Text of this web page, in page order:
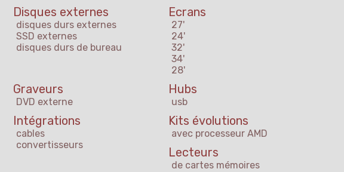
Disques externes
disques durs externes
SSD externes
disques durs de bureau
Ecrans
27'
24'
32'
34'
28'
Graveurs
DVD externe
Hubs
usb
Intégrations
cables
convertisseurs
Kits évolutions
avec processeur AMD
Lecteurs
de cartes mémoires